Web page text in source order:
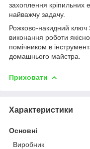
захоплення кріпильних
найважчу задачу.
Рожково-накидний
виконання роботи
помічником в
домашнього майстра.
Приховати
Характеристики
Основні
Виробник